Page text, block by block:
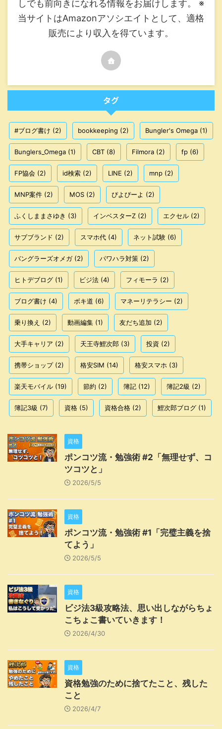
しでも前向きになれる情報をお届けします。 ※
当サイトはAmazonアソシエイトとして、適格
販売により収入を得ています。
タグ
#ブログ書け (2) bookkeeping (2) Bungler's Omega (1)
Bunglers_Omega (1) CBT (8) Filmora (2) fp (6)
FP協会 (2) id検索 (2) LINE (2) mnp (2)
MNP案件 (2) MOS (2) ぴよぴーよ (2)
ふくしままさゆき (3) インベスターZ (2) エクセル (2)
サブブランド (2) スマホ代 (4) ネット試験 (6)
バングラーズオメガ(2) パワハラ対策 (2)
ヒトデブログ (1) ビジ法 (4) フィモーラ (2)
ブログ書け (4) ボキ道 (6) マネーリテラシー (2)
乗り換え (2) 動画編集 (1) 友だち追加 (2)
大手キャリア (2) 天王寺鯉次郎 (3) 投資 (2)
携帯ショップ(2) 格安SIM (14) 格安スマホ (3)
楽天モバイル (19) 節約 (2) 簿記 (12) 簿記2級 (2)
簿記3級 (7) 資格 (5) 資格合格 (2) 鯉次郎ブログ (1)
資格
ポンコツ流・勉強術 #2「無理せず、コ
ツコツと」
2026/5/5
資格
ポンコツ流・勉強術 #1「完璧主義を捨
てよう」
2026/5/5
資格
ビジ法3級攻略法、思い出しながらちょ
こちょこ書いていきます！
2026/4/30
資格
資格勉強のために捨てたこと、残した
こと
2026/4/7